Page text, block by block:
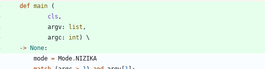
def main
(
cls ,
argv: list ,
argc: int )
-> None:
mode = Mode. NIZIKA